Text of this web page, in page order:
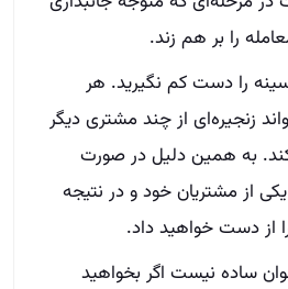
را بر هم زند.
را دست کم نگیرید. هر
زنجیره‌ای از چند مشتری دیگر
به همین دلیل در صورت
از مشتریان خود و در نتیجه
از دست خواهید داد.
ساده نیست اگر بخواهید